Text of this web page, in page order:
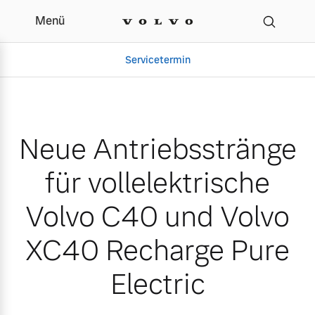
Neue Antriebsstränge
Menü
Servicetermin
Aktuelle Zubehörangebote
Volvo Gebrauchtwagenbörse
Über uns
Neue Antriebsstränge
für vollelektrische
Volvo C40 und Volvo
XC40 Recharge Pure
Electric